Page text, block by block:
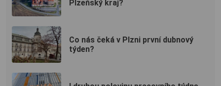
Plzeňský kraj?
Co nás čeká v Plzni první dubnový
týden?